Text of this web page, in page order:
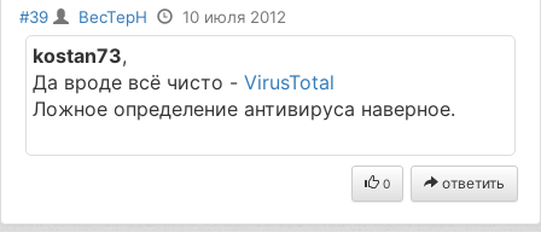
#39 BecTepH 10 июля 2012
kostan73,
Да вроде всё чисто -VirusTotal
Ложное определение антивируса наверное.
0 ответить